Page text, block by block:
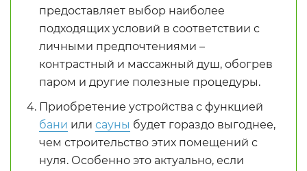
предоставляет выбор наиболее
подходящих условий в соответствии с
личными предпочтениями –
контрастный и массажный душ, обогрев
паром и другие полезные процедуры.
Приобретение устройства с функцией
бани или сауны будет гораздо выгоднее,
чем строительство этих помещений с
нуля. Особенно это актуально, если